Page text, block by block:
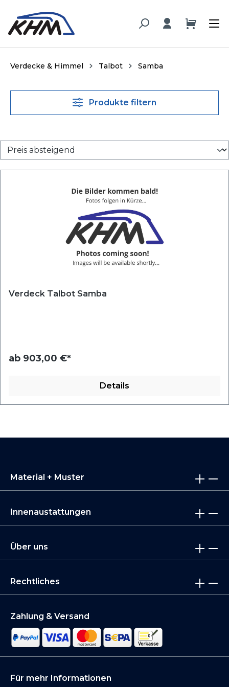
springen
Verdecke & Himmel Talbot Samba
Produkte filtern
Verdeck Talbot Samba
ab 903,00 €*
Details
Material + Muster
Innenaustattungen
Über uns
Rechtliches
Zahlung & Versand
Für mehr Informationen